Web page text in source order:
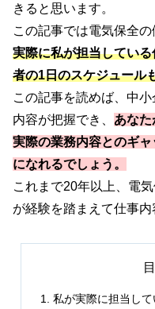
きると思います。
この記事では電気保全
実際に私が担当してい
者の1日のスケジュール
この記事を読めば、中
内容が把握でき、 あな
実際の業務内容とのギ
になれるでしょう。
これまで20年以上、電
が経験を踏まえて仕事内
私が実際に担当し